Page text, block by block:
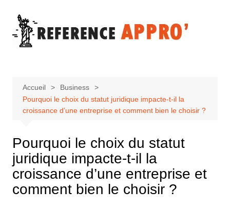
contenu
Accueil
Business
Pourquoi le choix du statut juridique impacte-t-il la
croissance d’une entreprise et comment bien le choisir ?
Pourquoi le choix du statut
juridique impacte-t-il la
croissance d’une entreprise et
comment bien le choisir ?